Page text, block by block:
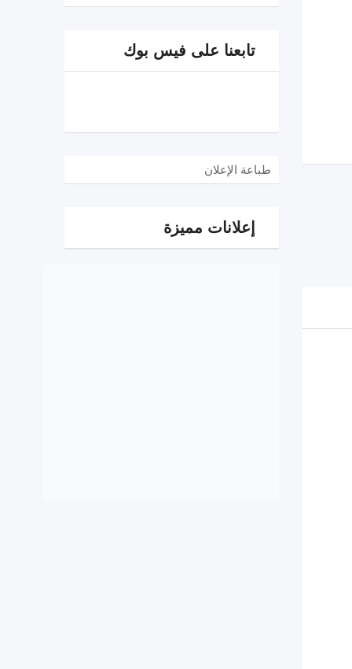
تابعنا على فيس بوك
طباعة الإعلان
إعلانات مميزة